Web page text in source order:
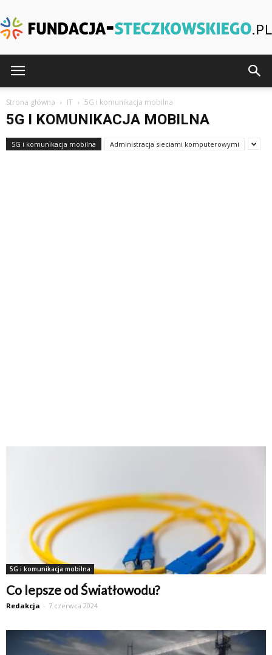
Steczkowskiego.pl
Strona główna IT 5G i komunikacja mobilna
5G I KOMUNIKACJA MOBILNA
5G i komunikacja mobilna Administracja sieciami komputerowymi
5G i komunikacja mobilna
Co lepsze od Światłowodu?
Redakcja - 7 czerwca 2024